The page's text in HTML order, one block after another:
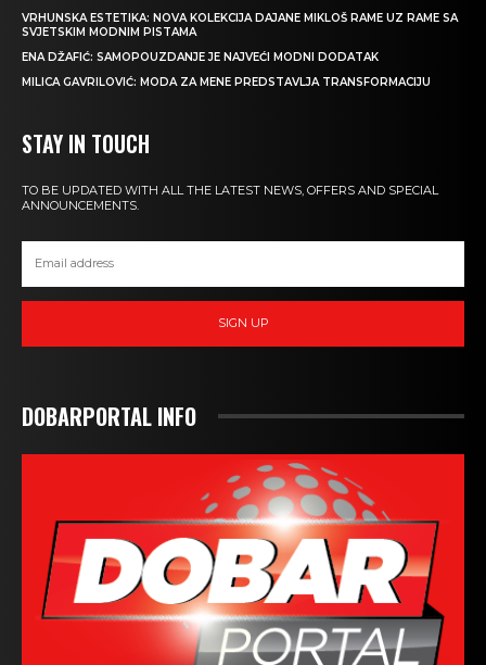
VRHUNSKA ESTETIKA: NOVA KOLEKCIJA DAJANE MIKLOŠ RAME UZ RAME SA
SVJETSKIM MODNIM PISTAMA
ENA DŽAFIĆ: SAMOPOUZDANJE JE NAJVEĆI MODNI DODATAK
MILICA GAVRILOVIĆ: MODA ZA MENE PREDSTAVLJA TRANSFORMACIJU
STAY IN TOUCH
TO BE UPDATED WITH ALL THE LATEST NEWS, OFFERS AND SPECIAL
ANNOUNCEMENTS.
SIGN UP
DOBARPORTAL INFO